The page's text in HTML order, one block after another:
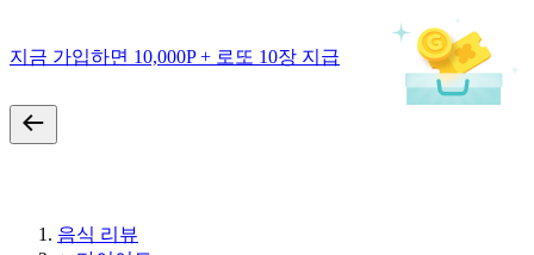
지금 가입하면 10,000P + 로또 10장 지급
음식 리뷰